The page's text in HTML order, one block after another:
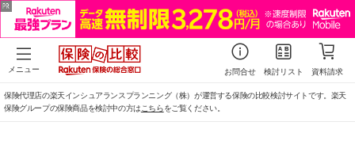
メニュー お問合せ 検討リスト 資料請求
保険代理店の楽天インシュアランスプランニング（株）が運営する保険の比較検討サイトです。楽天
保険グループの保険商品を検討中の方は こちらをご覧ください。